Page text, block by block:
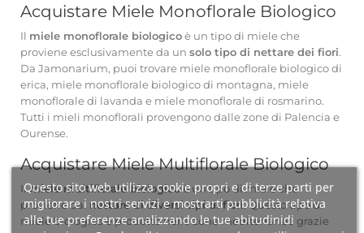
Questo sito web utilizza cookie propri e di terze parti per
migliorare i nostri servizi e mostrarti pubblicità relativa
alle tue preferenze analizzando le tue abitudinidi
Acquistare Miele Monoflorale Biologico
Il miele monoflorale biologicoè un tipo di miele che
proviene esclusivamente da un solo tipo di nettare dei fiori.
Da Jamonarium, puoi trovare miele monoflorale biologico di
erica, miele monoflorale biologico di montagna, miele
monoflorale di lavanda e miele monoflorale di rosmarino.
Tutti i mieli monoflorali provengono dalle zone di Palencia e
Ourense.
Acquistare Miele Multiflorale Biologico
Ilmiele multiflorale biologicoè un tipo di miele che
proviene dal nettare di diversi tipi di fiori. Questo tipo di
miele biologico è prodotto nelle zone mediterranee grazie